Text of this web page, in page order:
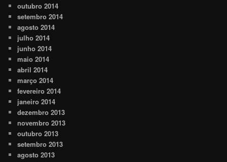
outubro 2014
setembro 2014
agosto 2014
julho 2014
junho 2014
maio 2014
abril 2014
março 2014
fevereiro 2014
janeiro 2014
dezembro 2013
novembro 2013
outubro 2013
setembro 2013
agosto 2013